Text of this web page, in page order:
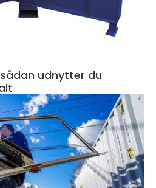
udnytter du